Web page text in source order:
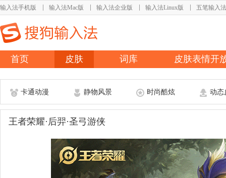
输入法手机版 输入法Mac版 输入法企业版 输入法Linux版 五笔输入法
首页 皮肤 词库 皮肤表情开
卡通动漫 静物风景 时尚酷炫 动态
王者荣耀·后羿·圣弓游侠